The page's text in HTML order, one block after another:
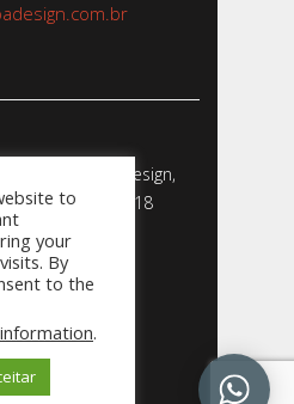
de Webdesign,
de Sites - 2018
0001-­24
031
98228.9812
to
your
By
to the
.